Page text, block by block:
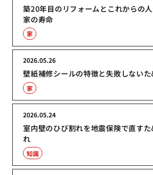
築20年目のリフォームとこれからの
家の寿命
家
壁紙補修シールの特徴と失敗しない
2026.05.26
家
室内壁のひび割れを地震保険で直す
れ
2026.05.24
知識